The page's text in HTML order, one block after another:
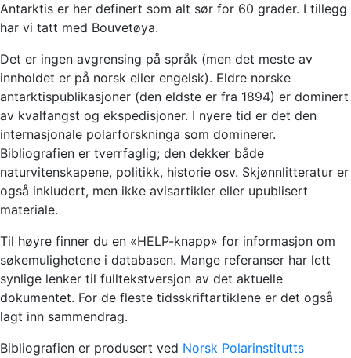
Antarktis er her definert som alt sør for 60 grader. I tillegg
har vi tatt med Bouvetøya.
Det er ingen avgrensing på språk (men det meste av
innholdet er på norsk eller engelsk). Eldre norske
antarktispublikasjoner (den eldste er fra 1894) er dominert
av kvalfangst og ekspedisjoner. I nyere tid er det den
internasjonale polarforskninga som dominerer.
Bibliografien er tverrfaglig; den dekker både
naturvitenskapene, politikk, historie osv. Skjønnlitteratur er
også inkludert, men ikke avisartikler eller upublisert
materiale.
Til høyre finner du en «HELP-knapp» for informasjon om
søkemulighetene i databasen. Mange referanser har lett
synlige lenker til fulltekstversjon av det aktuelle
dokumentet. For de fleste tidsskriftartiklene er det også
lagt inn sammendrag.
Bibliografien er produsert ved Norsk Polarinstitutts